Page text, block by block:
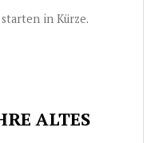
in Kürze.
ALTES